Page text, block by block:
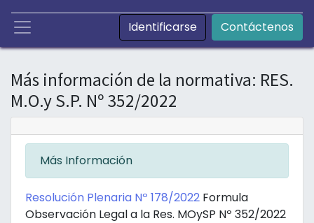
Identificarse Contáctenos
Más información de la normativa: RES.
M.O.y S.P. Nº 352/2022
Más Información
Resolución Plenaria Nº 178/2022 Formula
Observación Legal a la Res. MOySP Nº 352/2022